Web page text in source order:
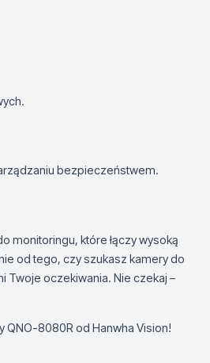
bezpieczeństwem.
monitoringu, które łączy wysoką
od tego, czy szukasz kamery do
Twoje oczekiwania. Nie czekaj –
8080R od Hanwha Vision!